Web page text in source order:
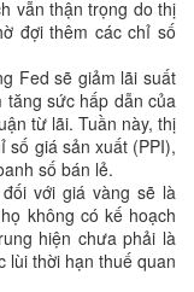
vẫn thận trọng do thị
đợi thêm các chỉ số
Fed sẽ giảm lãi suất
sức hấp dẫn của
từ lãi. Tuần này, thị
số giá sản xuất (PPI),
số bán lẻ.
với giá vàng sẽ là
không có kế hoạch
hiện chưa phải là
lùi thời hạn thuế quan